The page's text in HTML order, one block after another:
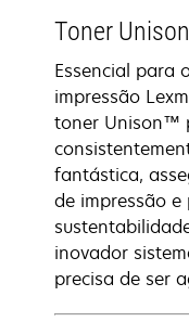
Toner
Essencial para
impressão
toner Unison™
fantástica,
de impressão e
inovador
precisa de ser